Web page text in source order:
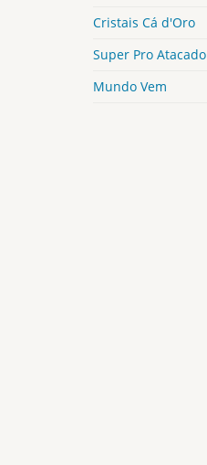
Cristais Cá d'Oro
Super Pro Atacado
Mundo Vem